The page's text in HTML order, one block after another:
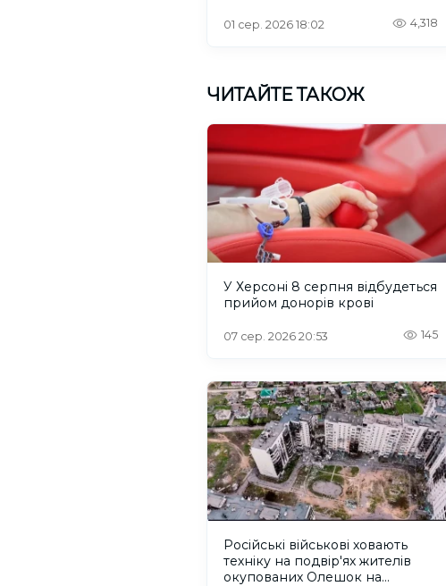
01 сер. 2026 18:02 4,318
ЧИТАЙТЕ ТАКОЖ
У Херсоні 8 серпня відбудеться
прийом донорів крові
07 сер. 2026 20:53 145
Російські військові ховають
техніку на подвір'ях жителів
окупованих Олешок на